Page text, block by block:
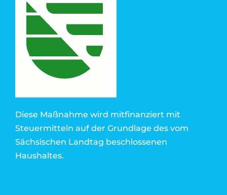
Diese Maßnahme wird mitfinanziert mit
Steuermitteln auf der Grundlage des vom
Sächsischen Landtag beschlossenen
Haushaltes.